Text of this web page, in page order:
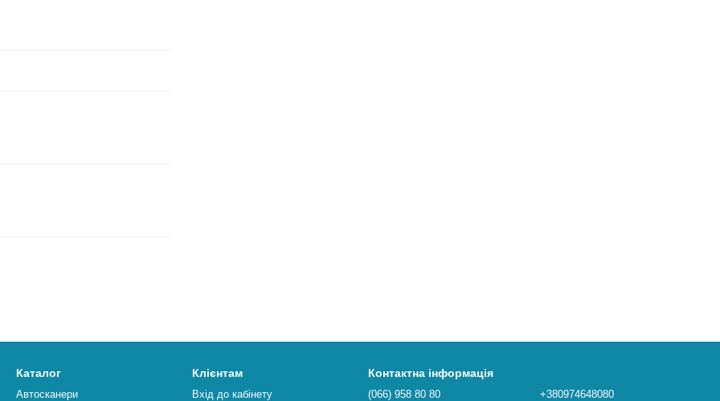
Каталог
Автосканери
Клієнтам
Вхід до кабінету
Контактна інформація
(066) 958 80 80 +380974648080